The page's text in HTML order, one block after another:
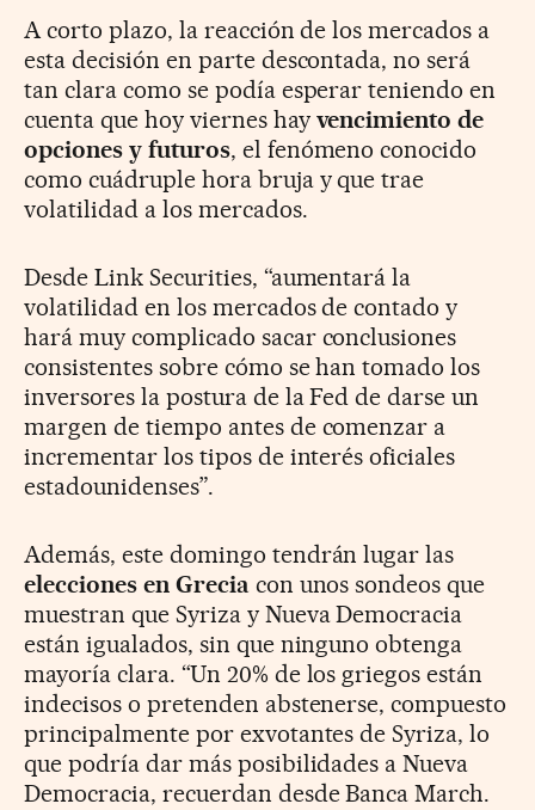
A corto plazo, la reacción de los mercados a
esta decisión en parte descontada, no será
tan clara como se podía esperar teniendo en
cuenta que hoy viernes hay vencimiento de
opciones y futuros, el fenómeno conocido
como cuádruple hora bruja y que trae
volatilidad a los mercados.
Desde Link Securities, “aumentará la
volatilidad en los mercados de contado y
hará muy complicado sacar conclusiones
consistentes sobre cómo se han tomado los
inversores la postura de la Fed de darse un
margen de tiempo antes de comenzar a
incrementar los tipos de interés oficiales
estadounidenses”.
Además, este domingo tendrán lugar las
elecciones en Grecia con unos sondeos que
muestran que Syriza y Nueva Democracia
están igualados, sin que ninguno obtenga
mayoría clara. “Un 20% de los griegos están
indecisos o pretenden abstenerse, compuesto
principalmente por exvotantes de Syriza, lo
que podría dar más posibilidades a Nueva
Democracia, recuerdan desde Banca March.